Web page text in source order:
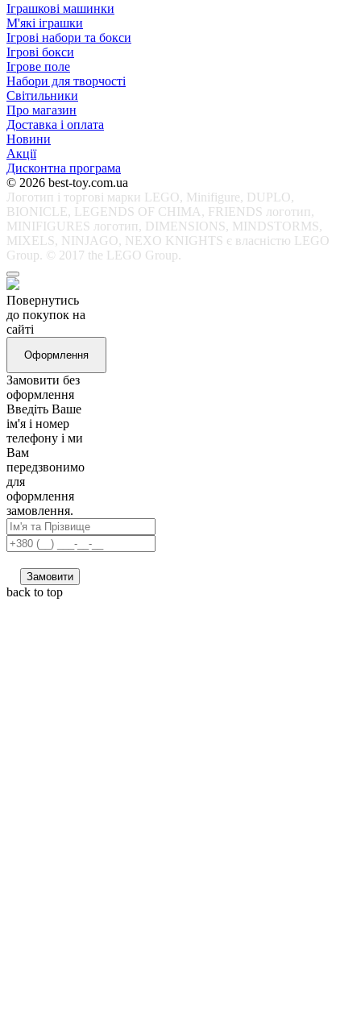
Іграшкові машинки
М'які іграшки
Ігрові набори та бокси
Ігрові бокси
Ігрове поле
Набори для творчості
Світильники
Про магазин
Доставка і оплата
Новини
Акції
Дисконтна програма
© 2026 best-toy.com.ua
Логотип і торгові марки LEGO, Minifigure, DUPLO,
BIONICLE, LEGENDS OF CHIMA, FRIENDS логотип,
MINIFIGURES логотип, DIMENSIONS, MINDSTORMS,
MIXELS, NINJAGO, NEXO KNIGHTS є власністю LEGO
Group. © 2017 the LEGO Group.
Повернутись
до покупок на
сайті
Оформлення
Замовити без
оформлення
Введіть Ваше
ім'я і номер
телефону і ми
Вам
передзвонимо
для
оформлення
замовлення.
Замовити
back to top